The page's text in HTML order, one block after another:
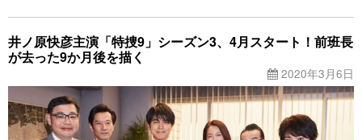
井ノ原快彦主演「特捜9」シーズン3、4月スタート！前班長
が去った9か月後を描く
2020年3月6日